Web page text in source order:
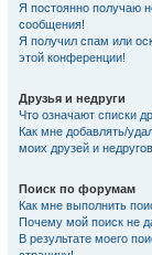
Я постоянно получаю
сообщения!
Я получил спам или
этой конференции!
Друзья и недруги
Что означают списки
Как мне добавлять/
моих друзей и
Поиск по форумам
Как мне выполнить
Почему мой поиск не
В результате моего